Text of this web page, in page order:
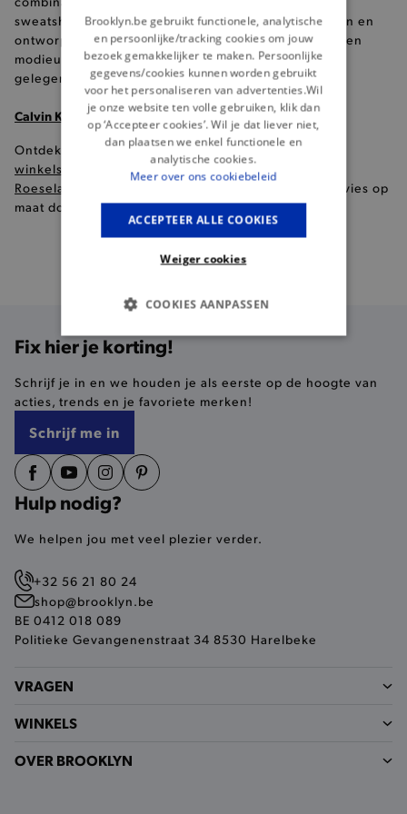
sweatshort, vervaardigd uit hoogwaardige materialen en
ontworpen met aandacht voor detail, straalt niet alleen
modieuze flair uit maar biedt ook comfort voor elke
gelegenheid.
Calvin Klein shorts in onze winkels
Ontdek ons assortiment in één van onze8 Brooklyn
winkels
Gent,Knokke ,Kortrijk Oostende
Roeselare
), en krijg modeadvies op
maat door onze doorgewinterde profashionals!
Fix hier je korting!
Schrijf je in en we houden je als eerste op de hoogte van
acties, trends en je favoriete merken!
Schrijf me in
Hulp nodig?
We helpen jou met veel plezier verder.
+32 56 21 80 24
shop@brooklyn.be
BE 0412 018 089
Politieke Gevangenenstraat 34 8530 Harelbeke
VRAGEN
WINKELS
OVER BROOKLYN
Brooklyn.be gebruikt functionele, analytische
en persoonlijke/tracking cookies om jouw
bezoek gemakkelijker te maken. Persoonlijke
gegevens/cookies kunnen worden gebruikt
voor het personaliseren van advertenties.Wil
je onze website ten volle gebruiken, klik dan
op ‘Accepteer cookies’. Wil je dat liever niet,
dan plaatsen we enkel functionele en
analytische cookies.
Meer over ons cookiebeleid
ACCEPTEER ALLE COOKIES
Weiger cookies
COOKIES AANPASSEN
BASIS COOKIES
ANALYTISCHE
FUNCTIONALITEIT
De strikt noodzakelijke cookies verbeteren jouw
site op een correcte manier wordt verorberd. De